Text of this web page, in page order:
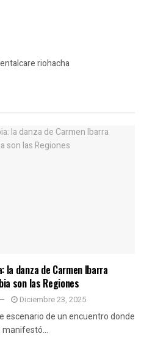
la danza de Carmen Ibarra
son las Regiones
Diciembre 23, 2025
escenario de un encuentro donde